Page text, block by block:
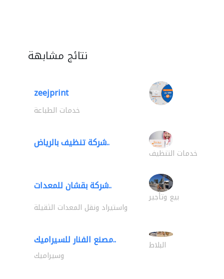
نتائج مشابهة
zeejprint
خدمات الطباعة
شركة تنظيف بالرياض..
خدمات التنظيف
شركة بقشان للمعدات..
بيع وتأجير
واستيراد ونقل المعدات الثقيلة
مصنع الفنار للسيراميك.. البلاط
وسيراميك